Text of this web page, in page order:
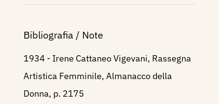
Bibliografia / Note
1934 - Irene Cattaneo Vigevani, Rassegna
Artistica Femminile, Almanacco della
Donna, p. 2175